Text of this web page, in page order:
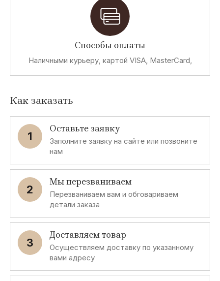
Способы оплаты
Наличными курьеру, картой VISA, MasterCard,
Как заказать
1
Оставьте заявку
Заполните заявку на сайте или позвоните
нам
2
Мы перезваниваем
Перезваниваем вам и обговариваем
детали заказа
3
Доставляем товар
Осуществляем доставку по указанному
вами адресу